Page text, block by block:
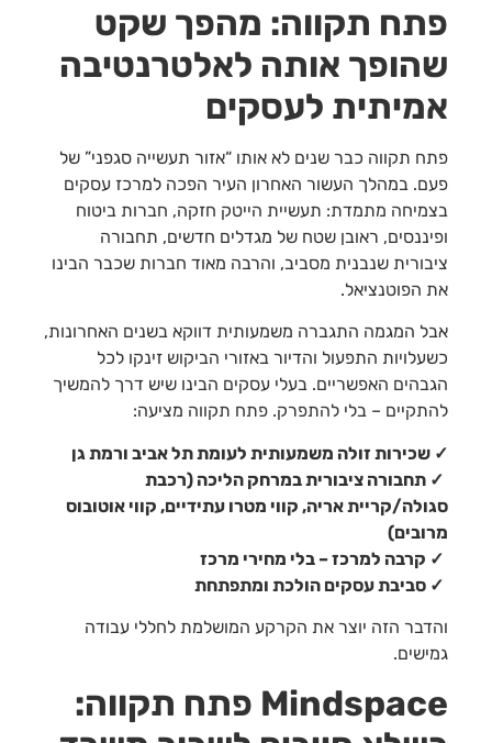
פתח תקווה: מהפך שקט
שהופך אותה לאלטרנטיבה
אמיתית לעסקים
פתח תקווה כבר שנים לא אותו “אזור תעשייה סגפני” של
פעם. במהלך העשור האחרון העיר הפכה למרכז עסקים
בצמיחה מתמדת: תעשיית הייטק חזקה, חברות ביטוח
ופיננסים, ראובן שטח של מגדלים חדשים, תחבורה
ציבורית שנבנית מסביב, והרבה מאוד חברות שכבר הבינו
את הפוטנציאל.
אבל המגמה התגברה משמעותית דווקא בשנים האחרונות,
כשעלויות התפעול והדיור באזורי הביקוש זינקו לכל
הגבהים האפשריים. בעלי עסקים הבינו שיש דרך להמשיך
להתקיים – בלי להתפרק. פתח תקווה מציעה:
✓ שכירות זולה משמעותית לעומת תל אביב ורמת גן
✓ תחבורה ציבורית במרחק הליכה (רכבת
סגולה/קריית אריה, קווי מטרו עתידיים, קווי אוטובוס
מרובים)
✓ קרבה למרכז – בלי מחירי מרכז
✓ סביבת עסקים הולכת ומתפתחת
והדבר הזה יוצר את הקרקע המושלמת לחללי עבודה
גמישים.
Mindspace פתח תקווה: